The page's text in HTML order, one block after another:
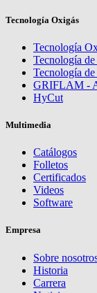
Tecnología Oxigás
Tecnología
Tecnología
Tecnología
GRIFLAM -
HyCut
Multimedia
Catálogos
Folletos
Certificados
Videos
Software
Empresa
Sobre
Historia
Carrera